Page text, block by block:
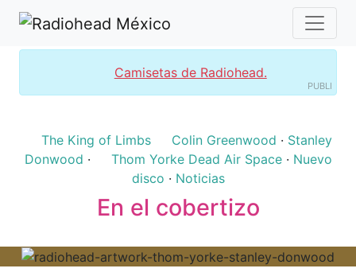
Camisetas de Radiohead.
PUBLI
The King of Limbs Colin Greenwood · Stanley
Donwood · Thom Yorke Dead Air Space· Nuevo
disco · Noticias
En el cobertizo